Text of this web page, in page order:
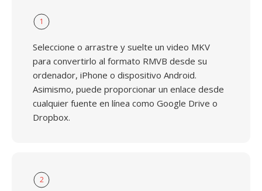
1
Seleccione o arrastre y suelte un video MKV
para convertirlo al formato RMVB desde su
ordenador, iPhone o dispositivo Android.
Asimismo, puede proporcionar un enlace desde
cualquier fuente en línea como Google Drive o
Dropbox.
2